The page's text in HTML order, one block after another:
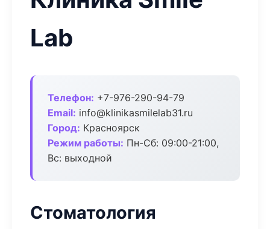
Lab
Телефон: +7-976-290-94-79
Email: info@klinikasmilelab31.ru
Город: Красноярск
Режим работы: Пн-Сб: 09:00-21:00,
Вс: выходной
Стоматология